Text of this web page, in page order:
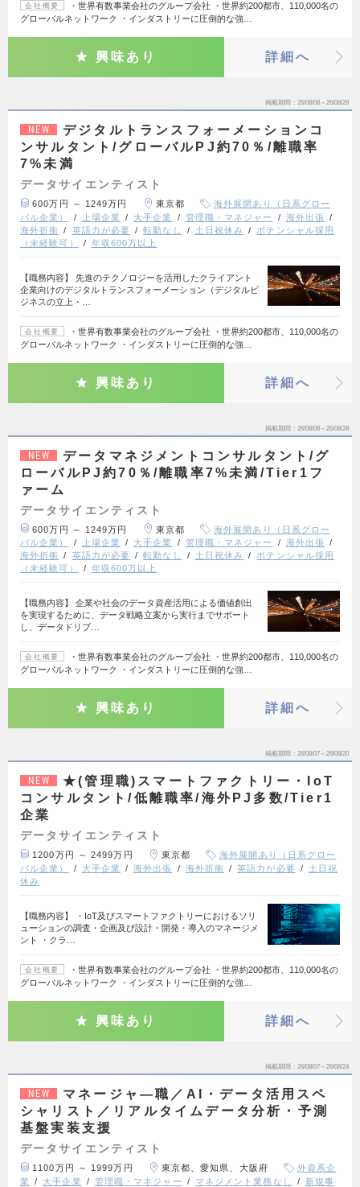
会社概要
・世界有数事業会社のグループ会社 ・世界約200都市、110,000名の
グローバルネットワーク ・インダストリーに圧倒的な強…
興味あり 詳細へ
掲載期間 26/08/08～26/08/28
NEW
デジタルトランスフォーメーションコ
ンサルタント/グローバルPJ約70％/離職率
7%未満
データサイエンティスト
600万円 ～ 1249万円 東京都
海外展開あり（日系グロー
バル企業）
上場企業 大手企業 管理職・マネジャー
海外出張
海外折衝
英語力が必要 転勤なし 土日祝休み
ポテンシャル採用
（未経験可）
年収600万以上
【職務内容】 先進のテクノロジーを活用したクライアント
企業向けのデジタルトランスフォーメーション（デジタルビ
ジネスの立上・…
会社概要
・世界有数事業会社のグループ会社 ・世界約200都市、110,000名の
グローバルネットワーク ・インダストリーに圧倒的な強…
興味あり 詳細へ
掲載期間 26/08/08～26/08/28
NEW
データマネジメントコンサルタント/グ
ローバルPJ約70％/離職率7%未満/Tier1フ
ァーム
データサイエンティスト
600万円 ～ 1249万円 東京都
海外展開あり（日系グロー
バル企業）
上場企業 大手企業 管理職・マネジャー
海外出張
海外折衝
英語力が必要 転勤なし 土日祝休み
ポテンシャル採用
（未経験可）
年収600万以上
【職務内容】 企業や社会のデータ資産活用による価値創出
を実現するために、データ戦略立案から実行までサポート
し、データドリブ…
会社概要
・世界有数事業会社のグループ会社 ・世界約200都市、110,000名の
グローバルネットワーク ・インダストリーに圧倒的な強…
興味あり 詳細へ
掲載期間 26/08/07～26/08/20
NEW
★(管理職)スマートファクトリー・IoT
コンサルタント/低離職率/海外PJ多数/Tier1
企業
データサイエンティスト
1200万円 ～ 2499万円 東京都
海外展開あり（日系グロー
バル企業）
大手企業 海外出張 海外折衝 英語力が必要
土日祝
休み
【職務内容】 ・IoT及びスマートファクトリーにおけるソリ
ューションの調査・企画及び設計・開発・導入のマネージメ
ント ・クラ…
会社概要
・世界有数事業会社のグループ会社 ・世界約200都市、110,000名の
グローバルネットワーク ・インダストリーに圧倒的な強…
興味あり 詳細へ
掲載期間 26/08/07～26/08/24
NEW
マネージャ―職／AI・データ活用スペ
シャリスト／リアルタイムデータ分析・予測
基盤実装支援
データサイエンティスト
1100万円 ～ 1999万円 東京都、愛知県、大阪府
外資系企
業
大手企業 管理職・マネジャー マネジメント業務なし
新規事